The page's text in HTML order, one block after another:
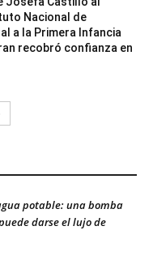
Nacional de
a la Primera Infancia
recobró confianza en
potable: una bomba
darse el lujo de